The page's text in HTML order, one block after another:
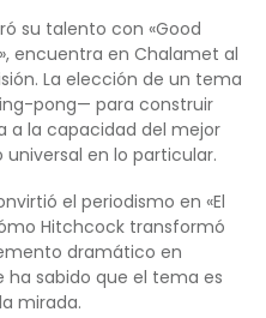
su talento con «Good
encuentra en Chalamet al
La elección de un tema
pong— para construir
a la capacidad del mejor
en lo particular.
el periodismo en «El
Hitchcock transformó
dramático en
ha sabido que el tema es
mirada.